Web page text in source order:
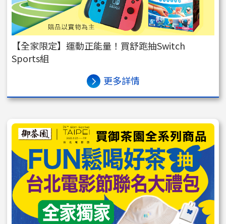
【全家限定】運動正能量！買舒跑抽Switch
Sports組
更多詳情